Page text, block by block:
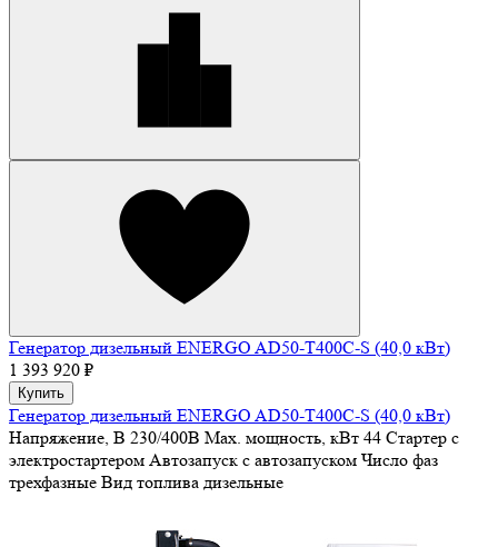
Генератор дизельный ENERGO AD50-T400C-S (40,0 кВт)
1 393 920 ₽
Купить
Генератор дизельный ENERGO AD50-T400C-S (40,0 кВт)
Напряжение, В 230/400В Max. мощность, кВт 44 Стартер с
электростартером Автозапуск с автозапуском Число фаз
трехфазные Вид топлива дизельные